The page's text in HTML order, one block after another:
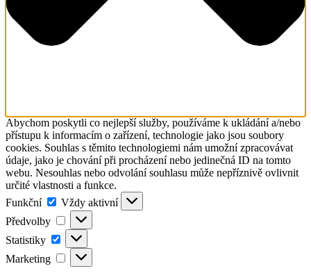
Abychom poskytli co nejlepší služby, používáme k ukládání a/nebo
přístupu k informacím o zařízení, technologie jako jsou soubory
cookies. Souhlas s těmito technologiemi nám umožní zpracovávat
údaje, jako je chování při procházení nebo jedinečná ID na tomto
webu. Nesouhlas nebo odvolání souhlasu může nepříznivě ovlivnit
určité vlastnosti a funkce.
Funkční
Funkční
Vždy aktivní
Předvolby
Předvolby
Statistiky Statistiky
Marketing Marketing